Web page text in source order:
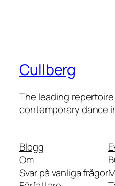
Cullberg
The leading
contemporary dance
Blogg
Om
Svar på vanliga frågor